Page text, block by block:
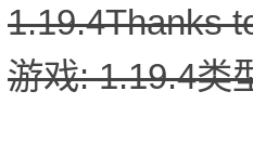
1.19.4Thanks
游戏: 1.19.4类